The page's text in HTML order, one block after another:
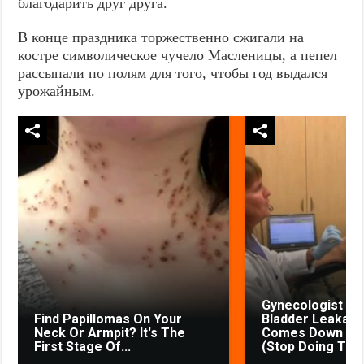
благодарить друг друга.
В конце праздника торжественно сжигали на
костре символическое чучело Масленицы, а пепел
рассыпали по полям для того, чтобы год выдался
урожайным.
Find Papillomas On Your
Neck Or Armpit? It's The
First Stage Of...
Gynecologist in
Bladder
Comes Down to
(Stop Doing